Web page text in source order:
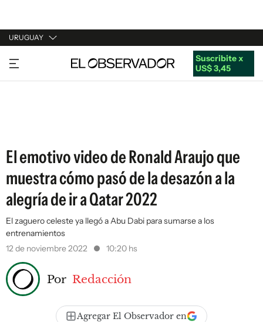
URUGUAY
URUGUAY
ARGENTINA
Suscribite x
US$ 3,45
El emotivo video de Ronald Araujo que
muestra cómo pasó de la desazón a la
alegría de ir a Qatar 2022
El zaguero celeste ya llegó a Abu Dabi para sumarse a los
entrenamientos
12 de noviembre 2022
10:20 hs
Por Redacción
Agregar El Observador en